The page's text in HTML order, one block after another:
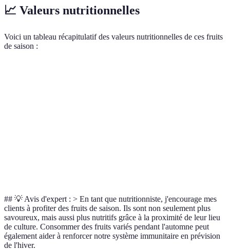
📈 Valeurs nutritionnelles
Voici un tableau récapitulatif des valeurs nutritionnelles de ces fruits
de saison :
## 💡 Avis d'expert : > En tant que nutritionniste, j'encourage mes
clients à profiter des fruits de saison. Ils sont non seulement plus
savoureux, mais aussi plus nutritifs grâce à la proximité de leur lieu
de culture. Consommer des fruits variés pendant l'automne peut
également aider à renforcer notre système immunitaire en prévision
de l'hiver.